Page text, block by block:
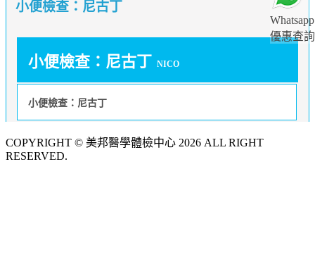
Whatsapp
優惠查詢
小便檢查：尼古丁
小便檢查：尼古丁 NICO
小便檢查：尼古丁
COPYRIGHT © 美邦醫學體檢中心 2026 ALL RIGHT
RESERVED.